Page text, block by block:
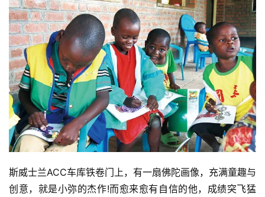
益
慈
善
佛
教
人
物
寺
巡
礼
登录 注册
斯威士兰ACC车库铁卷门上，有一扇佛陀画像，充满童趣与
创意，就是小弥的杰作!而愈来愈有自信的他，成绩突飞猛